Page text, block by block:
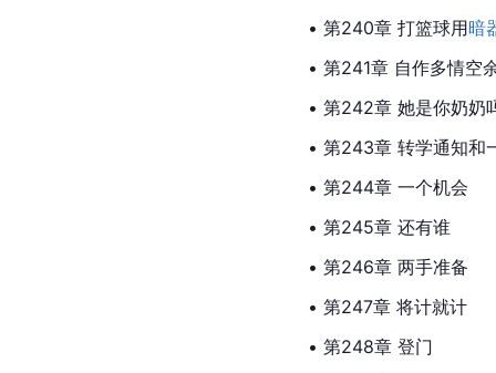
• 第240章 打篮球用暗
• 第241章 自作多情空
• 第242章 她是你奶奶
• 第243章 转学通知和
• 第244章 一个机会
• 第245章 还有谁
• 第246章 两手准备
• 第247章 将计就计
• 第248章 登门